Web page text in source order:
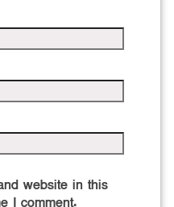
website in this
I comment.